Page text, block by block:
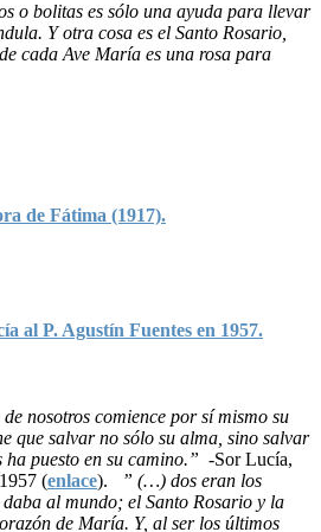
o bolitas es sólo una ayuda para llevar
Y otra cosa es el Santo Rosario,
cada Ave María es una rosa para
de Fátima (1917).
al P. Agustín Fuentes en 1957.
nosotros comience por sí mismo su
que salvar no sólo su alma, sino salvar
puesto en su camino.” -Sor Lucía,
(enlace).
” (…) dos eran los
al mundo; el Santo Rosario y la
de María. Y, al ser los últimos